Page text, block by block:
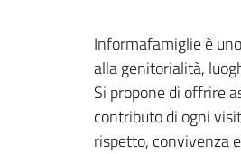
Informafamiglie è
alla genitorialità,
Si propone di offrire
contributo di ogni
rispetto, convivenza